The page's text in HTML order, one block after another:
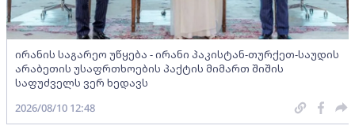
ირანის საგარეო უწყება - ირანი პაკისტან-თურქეთ-საუდის
არაბეთის უსაფრთხოების პაქტის მიმართ შიშის
საფუძველს ვერ ხედავს
2026/08/10 12:48